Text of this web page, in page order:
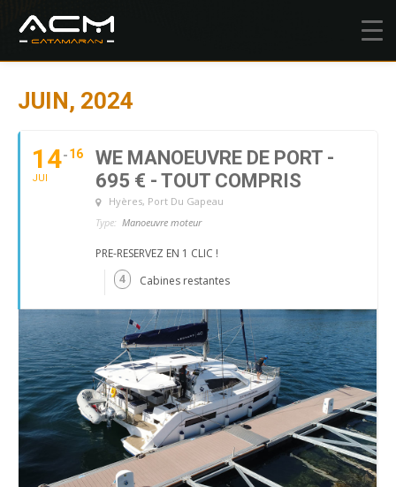
JUIN, 2024
14
JUI
16
WE MANOEUVRE DE PORT -
695 € - TOUT COMPRIS
Hyères, Port Du Gapeau
Type: Manoeuvre moteur
PRE-RESERVEZ EN 1 CLIC !
4 Cabines restantes